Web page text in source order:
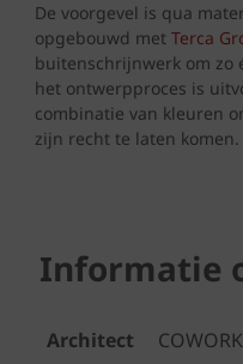
De voorgevel is qua
opgebouwd met Terca
buitenschrijnwerk om zo
het ontwerpproces is
combinatie van kleuren
zijn recht te laten komen.
Informatie
Architect